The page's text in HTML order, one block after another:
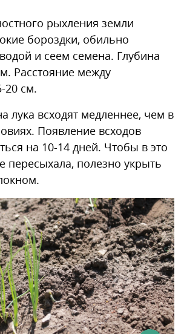
рыхления земли
бороздки, обильно
и сеем семена. Глубина
Расстояние между
20 см.
лука всходят медленнее, чем в
Появление всходов
на 10-14 дней. Чтобы в это
пересыхала, полезно укрыть